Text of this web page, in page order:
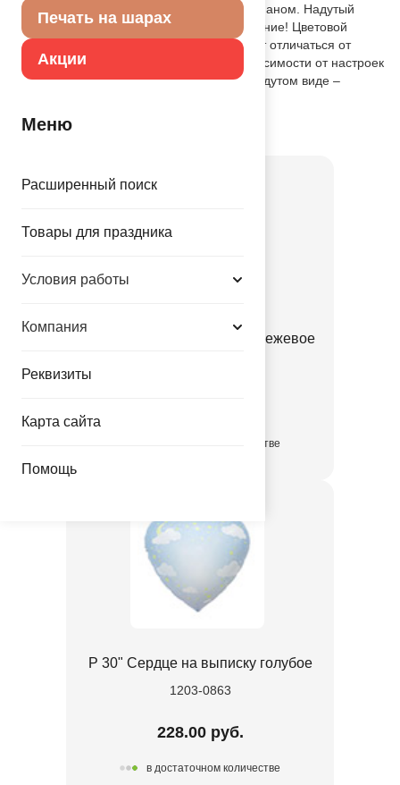
Печать на шарах
Акции
Меню
Расширенный поиск
Товары для праздника
Условия работы
Компания
Реквизиты
Карта сайта
Помощь
шар снабжен самозакрывающимся клапаном. Надутый
гелием шар летает от двух дней. Внимание! Цветовой
оттенок шара в действительности может отличаться от
представленного на фотографии в зависимости от настроек
Вашего монитора. Размер шара: в ненадутом виде –
Товар из раздела
Р 30" Сердце на выписку бежевое
в достаточном количестве
Р 30" Сердце на выписку голубое
1203-0863
228.00 руб.
в достаточном количестве